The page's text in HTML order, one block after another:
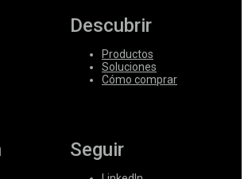
Descubrir
Productos
Soluciones
Cómo comprar
Seguir